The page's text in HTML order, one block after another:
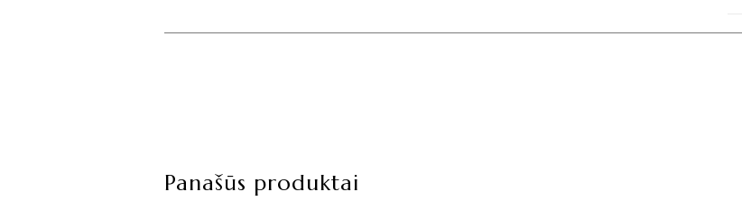
Panašūs produktai